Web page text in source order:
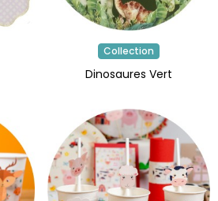
Collection
Dinosaures Vert